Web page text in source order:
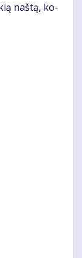
naš­tą, ko­